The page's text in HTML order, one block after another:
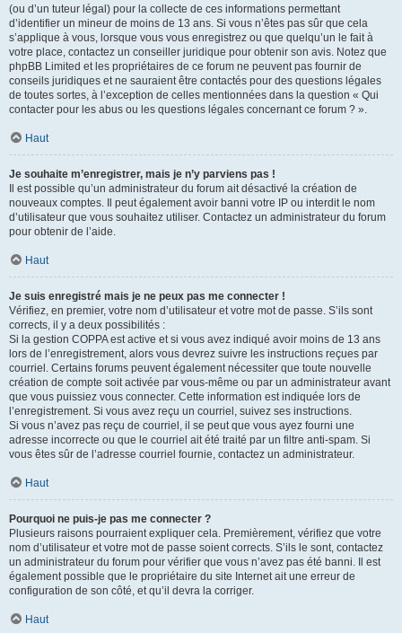
(ou d’un tuteur légal) pour la collecte de ces informations permettant
d’identifier un mineur de moins de 13 ans. Si vous n’êtes pas sûr que cela
s’applique à vous, lorsque vous vous enregistrez ou que quelqu’un le fait à
votre place, contactez un conseiller juridique pour obtenir son avis. Notez que
phpBB Limited et les propriétaires de ce forum ne peuvent pas fournir de
conseils juridiques et ne sauraient être contactés pour des questions légales
de toutes sortes, à l’exception de celles mentionnées dans la question « Qui
contacter pour les abus ou les questions légales concernant ce forum ? ».
Haut
Je souhaite m’enregistrer, mais je n’y parviens pas !
Il est possible qu’un administrateur du forum ait désactivé la création de
nouveaux comptes. Il peut également avoir banni votre IP ou interdit le nom
d’utilisateur que vous souhaitez utiliser. Contactez un administrateur du forum
pour obtenir de l’aide.
Haut
Je suis enregistré mais je ne peux pas me connecter !
Vérifiez, en premier, votre nom d’utilisateur et votre mot de passe. S’ils sont
corrects, il y a deux possibilités :
Si la gestion COPPA est active et si vous avez indiqué avoir moins de 13 ans
lors de l’enregistrement, alors vous devrez suivre les instructions reçues par
courriel. Certains forums peuvent également nécessiter que toute nouvelle
création de compte soit activée par vous-même ou par un administrateur avant
que vous puissiez vous connecter. Cette information est indiquée lors de
l’enregistrement. Si vous avez reçu un courriel, suivez ses instructions.
Si vous n’avez pas reçu de courriel, il se peut que vous ayez fourni une
adresse incorrecte ou que le courriel ait été traité par un filtre anti-spam. Si
vous êtes sûr de l’adresse courriel fournie, contactez un administrateur.
Haut
Pourquoi ne puis-je pas me connecter ?
Plusieurs raisons pourraient expliquer cela. Premièrement, vérifiez que votre
nom d’utilisateur et votre mot de passe soient corrects. S’ils le sont, contactez
un administrateur du forum pour vérifier que vous n’avez pas été banni. Il est
également possible que le propriétaire du site Internet ait une erreur de
configuration de son côté, et qu’il devra la corriger.
Haut